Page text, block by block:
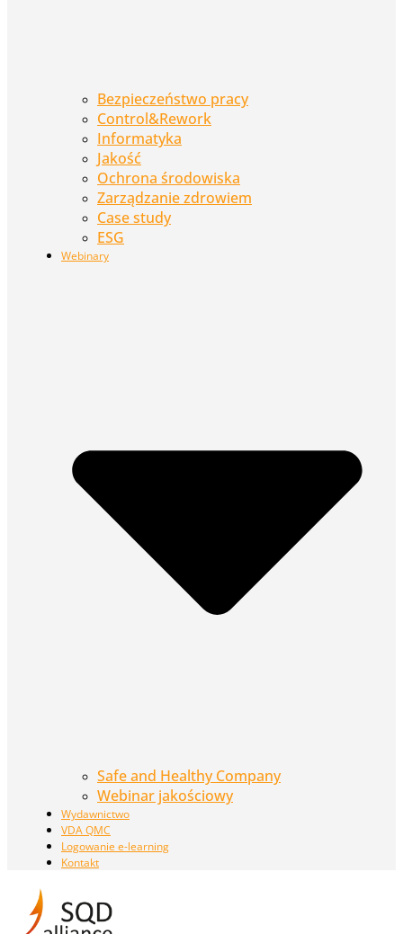
Bezpieczeństwo pracy
Control&Rework
Informatyka
Jakość
Ochrona środowiska
Zarządzanie zdrowiem
Case study
ESG
Webinary
Safe and Healthy Company
Webinar jakościowy
Wydawnictwo
VDA QMC
Logowanie e-learning
Kontakt